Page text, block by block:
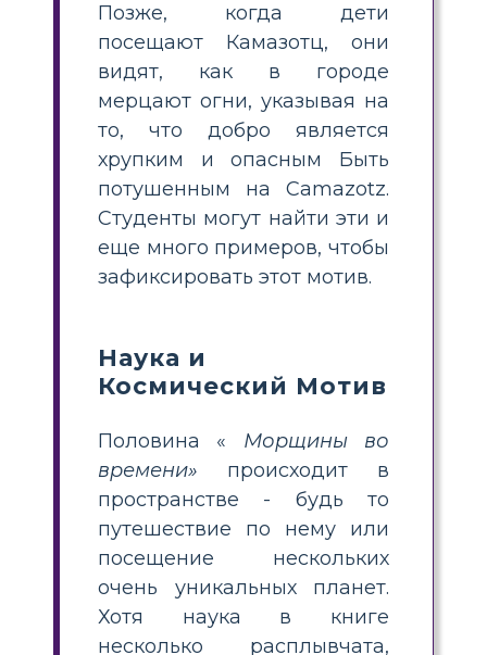
Позже, когда дети
посещают Камазотц, они
видят, как в городе
мерцают огни, указывая на
то, что добро является
хрупким и опасным Быть
потушенным на Camazotz.
Студенты могут найти эти и
еще много примеров, чтобы
зафиксировать этот мотив.
Наука и
Космический Мотив
Половина « Морщины во
времени» происходит в
пространстве - будь то
путешествие по нему или
посещение нескольких
очень уникальных планет.
Хотя наука в книге
несколько расплывчата,